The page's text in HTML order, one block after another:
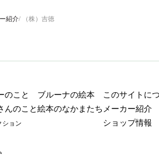
紹介 （株）吉徳
のこと
んのこと
ション
ブルーナの絵本
絵本のなかまたち
このサイトに
メーカー紹介
ショップ情報